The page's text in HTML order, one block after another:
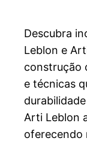
Descubra
Leblon e
construção
e técnicas
Arti Leblon
oferecendo